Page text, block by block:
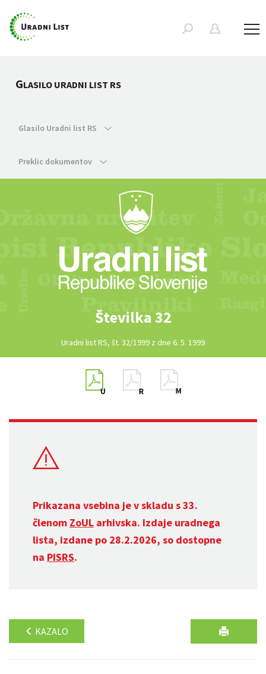
GLASILO URADNI LIST RS
Glasilo Uradni list RS
Preklic dokumentov
Številka 32
Uradni list RS, št. 32/1999 z dne 6. 5. 1999
Prikazana vsebina je v skladu s 33.
členom ZoUL arhivska. Izdaje uradnega
lista, izdane po 28.2.2026, so dostopne
na PISRS.
KAZALO